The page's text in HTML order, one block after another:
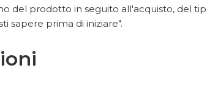
del prodotto in seguito all'acquisto, del
sapere prima di iniziare".